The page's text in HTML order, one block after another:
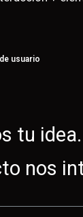
usuario
tu idea.
nos